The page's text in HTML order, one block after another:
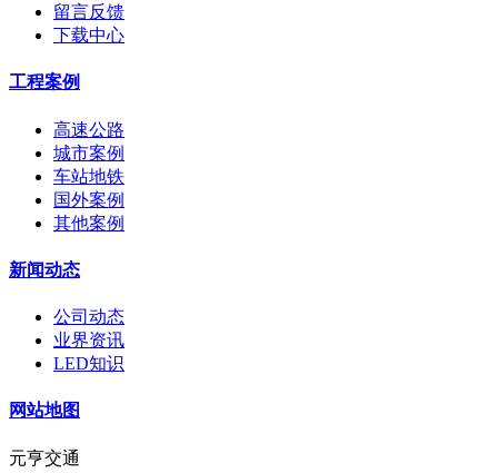
留言反馈
下载中心
工程案例
高速公路
城市案例
车站地铁
国外案例
其他案例
新闻动态
公司动态
业界资讯
LED知识
网站地图
元亨交通